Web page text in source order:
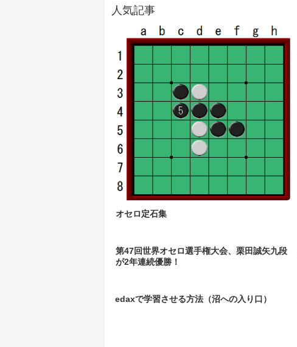
人気記事
オセロ定石集
第47回世界オセロ選手権大会、栗田誠矢九段
が2年連続優勝！
edaxで学習させる方法（沼への入り口）